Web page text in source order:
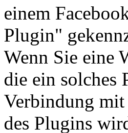
einem
Plugin"
Wenn Sie eine
die ein solches
Verbindung
des Plugins